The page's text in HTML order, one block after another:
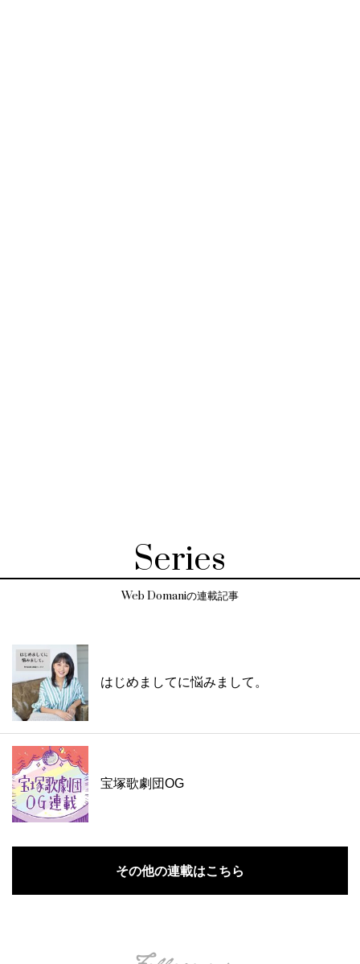
Series
Web Domaniの連載記事
はじめましてに悩みまして。
宝塚歌劇団OG
その他の連載はこちら